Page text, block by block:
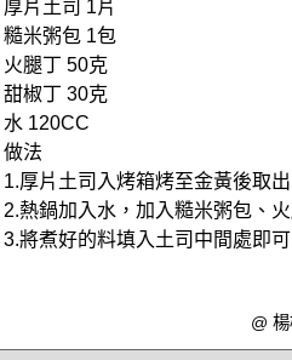
厚片土司 1片
糙米粥包 1包
火腿丁 50克
甜椒丁 30克
水 120CC
做法
1.厚片土司入烤箱烤至金黃後取
2.熱鍋加入水，加入糙米粥包、
3.將煮好的料填入土司中間處即可
@